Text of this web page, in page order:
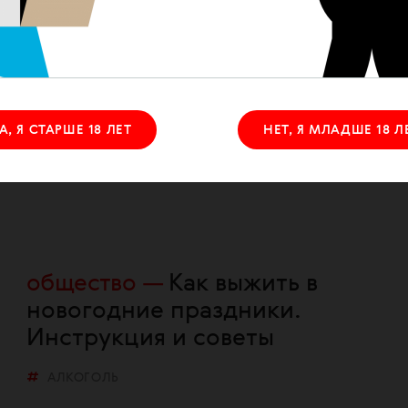
Я СТАРШЕ 18 ЛЕТ НЕТ, Я МЛАДШЕ 18
общество
праздники и стресс-
сценарий. Как выжить:
инструкция и советы
АЛКОГОЛЬ
общество
Как выжить в
новогодние праздники.
Инструкция и советы